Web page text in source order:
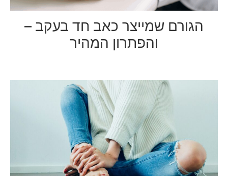
הגורם שמייצר כאב חד בעקב –
והפתרון המהיר